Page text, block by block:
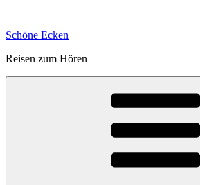
springen
Schöne Ecken
Reisen zum Hören